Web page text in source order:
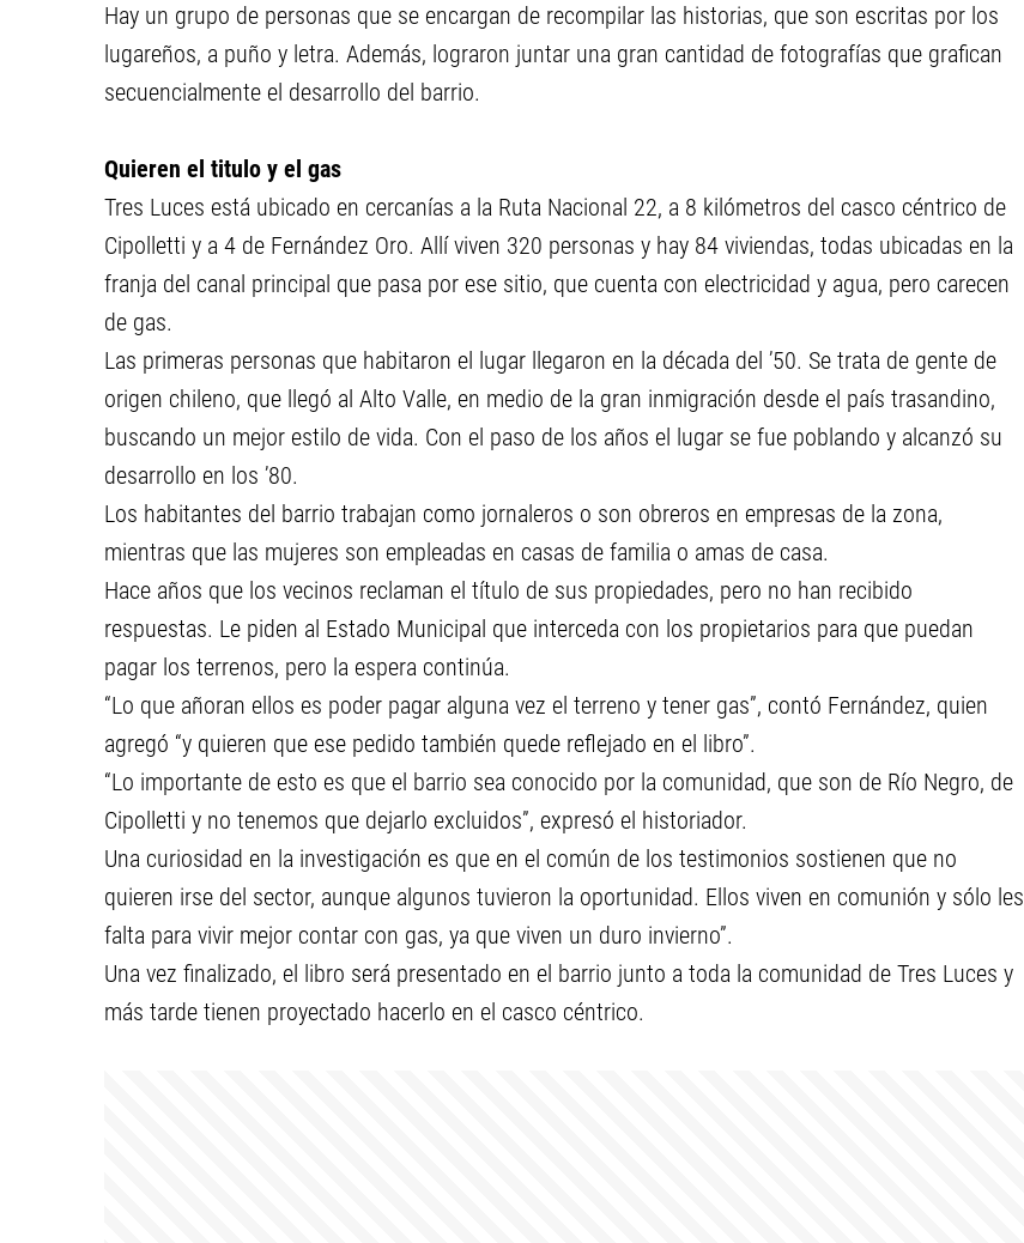
Hay un grupo de personas que se encargan de recompilar las historias, que son escritas por los
lugareños, a puño y letra. Además, lograron juntar una gran cantidad de fotografías que grafican
secuencialmente el desarrollo del barrio.
Quieren el titulo y el gas
Tres Luces está ubicado en cercanías a la Ruta Nacional 22, a 8 kilómetros del casco céntrico de
Cipolletti y a 4 de Fernández Oro. Allí viven 320 personas y hay 84 viviendas, todas ubicadas en la
franja del canal principal que pasa por ese sitio, que cuenta con electricidad y agua, pero carecen
de gas.
Las primeras personas que habitaron el lugar llegaron en la década del ’50. Se trata de gente de
origen chileno, que llegó al Alto Valle, en medio de la gran inmigración desde el país trasandino,
buscando un mejor estilo de vida. Con el paso de los años el lugar se fue poblando y alcanzó su
desarrollo en los ’80.
Los habitantes del barrio trabajan como jornaleros o son obreros en empresas de la zona,
mientras que las mujeres son empleadas en casas de familia o amas de casa.
Hace años que los vecinos reclaman el título de sus propiedades, pero no han recibido
respuestas. Le piden al Estado Municipal que interceda con los propietarios para que puedan
pagar los terrenos, pero la espera continúa.
“Lo que añoran ellos es poder pagar alguna vez el terreno y tener gas”, contó Fernández, quien
agregó “y quieren que ese pedido también quede reflejado en el libro”.
“Lo importante de esto es que el barrio sea conocido por la comunidad, que son de Río Negro, de
Cipolletti y no tenemos que dejarlo excluidos”, expresó el historiador.
Una curiosidad en la investigación es que en el común de los testimonios sostienen que no
quieren irse del sector, aunque algunos tuvieron la oportunidad. Ellos viven en comunión y sólo les
falta para vivir mejor contar con gas, ya que viven un duro invierno”.
Una vez finalizado, el libro será presentado en el barrio junto a toda la comunidad de Tres Luces y
más tarde tienen proyectado hacerlo en el casco céntrico.